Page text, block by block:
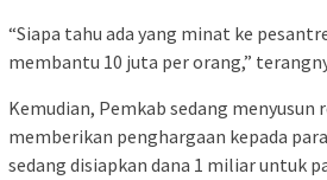
“Siapa tahu ada yang minat ke
membantu 10 juta per orang,”
Kemudian, Pemkab sedang menyusun
memberikan penghargaan kepada
sedang disiapkan dana 1 miliar untuk